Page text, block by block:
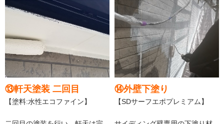
⑬軒天塗装 二回目
【塗料:水性エコファイン】
⑭外壁下塗り
【SDサーフエポプレミアム】